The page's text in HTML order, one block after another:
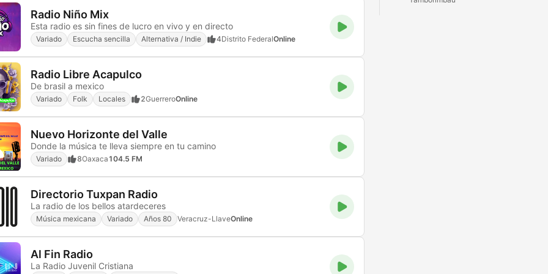
Radio Niño Mix
Esta radio es sin fines de lucro en vivo y en directo
Variado Escucha sencilla Alternativa / Indie 4Distrito FederalOnline
Radio Libre Acapulco
De brasil a mexico
Variado Folk Locales 2GuerreroOnline
Nuevo Horizonte del Valle
Donde la música te lleva siempre en tu camino
Variado 8Oaxaca104.5 FM
Directorio Tuxpan Radio
La radio de los bellos atardeceres
Música mexicana Variado Años 80 Veracruz-LlaveOnline
Al Fin Radio
La Radio Juvenil Cristiana